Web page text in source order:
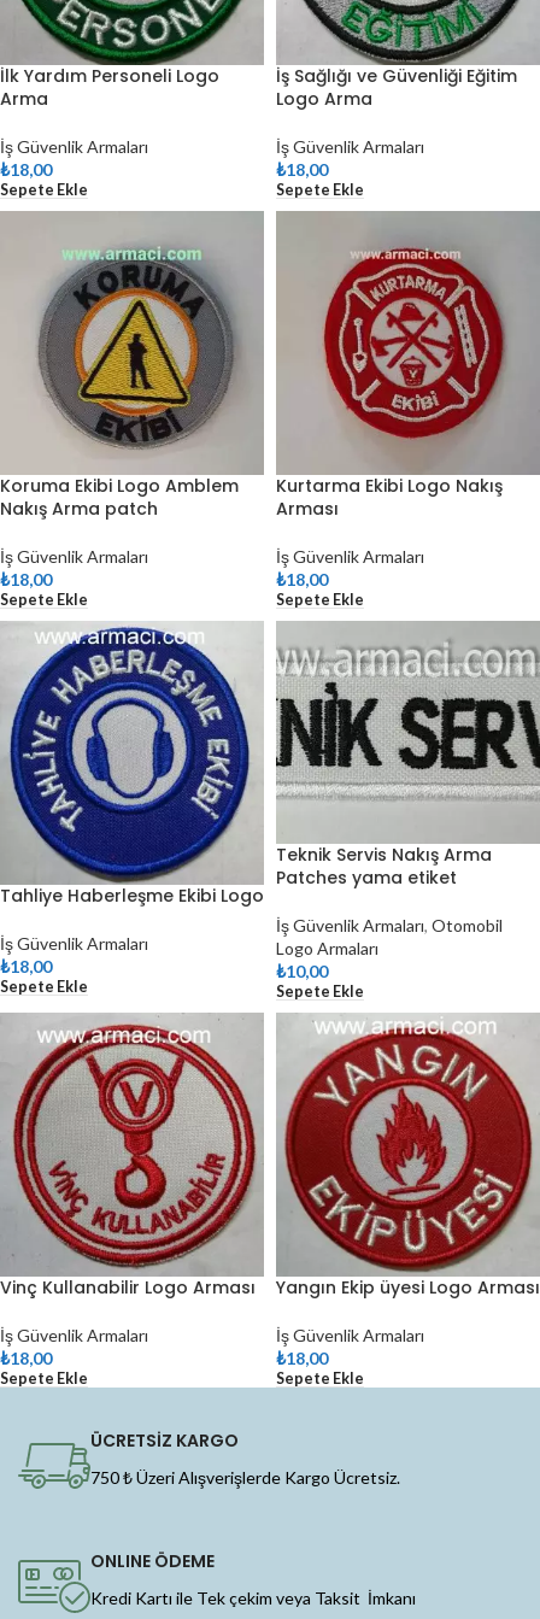
İlk Yardım Personeli Logo
Arma
İş Güvenlik Armaları
₺18,00
Sepete Ekle
İş Sağlığı ve Güvenliği Eğitim
Logo Arma
İş Güvenlik Armaları
₺18,00
Sepete Ekle
Koruma Ekibi Logo Amblem
Nakış Arma patch
İş Güvenlik Armaları
₺18,00
Sepete Ekle
Kurtarma Ekibi Logo Nakış
Arması
İş Güvenlik Armaları
₺18,00
Sepete Ekle
Tahliye Haberleşme Ekibi Logo
İş Güvenlik Armaları
₺18,00
Sepete Ekle
Teknik Servis Nakış Arma
Patches yama etiket
İş Güvenlik Armaları, Otomobil
Logo Armaları
₺10,00
Sepete Ekle
Vinç Kullanabilir Logo Arması
İş Güvenlik Armaları
₺18,00
Sepete Ekle
Yangın Ekip üyesi Logo Arması
İş Güvenlik Armaları
₺18,00
Sepete Ekle
ÜCRETSİZ KARGO
750 ₺ Üzeri Alışverişlerde Kargo Ücretsiz.
ONLINE ÖDEME
Kredi Kartı ile Tek çekim veya Taksit İmkanı